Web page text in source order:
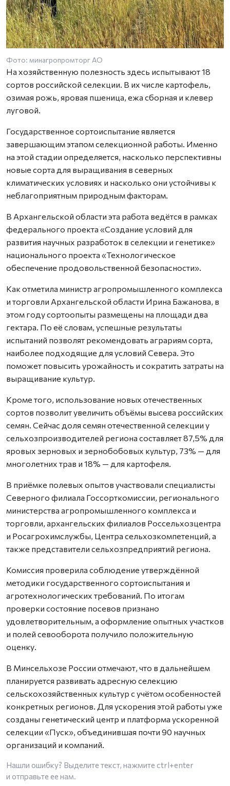
Фото: минагропромторг АО
На хозяйственную полезность здесь испытывают 18
сортов российской селекции. В их числе картофель,
озимая рожь, яровая пшеница, ежа сборная и клевер
луговой.
Государственное сортоиспытание является
завершающим этапом селекционной работы. Именно
на этой стадии определяется, насколько перспективны
новые сорта для выращивания в северных
климатических условиях и насколько они устойчивы к
неблагоприятным природным факторам.
В Архангельской области эта работа ведётся в рамках
федерального проекта «Создание условий для
развития научных разработок в селекции и генетике»
национального проекта «Технологическое
обеспечение продовольственной безопасности».
Как отметила министр агропромышленного комплекса
и торговли Архангельской области Ирина Бажанова, в
этом году сортоопыты размещены на площади два
гектара. По её словам, успешные результаты
испытаний позволят рекомендовать аграриям сорта,
наиболее подходящие для условий Севера. Это
поможет повысить урожайность и сократить затраты на
выращивание культур.
Кроме того, использование новых отечественных
сортов позволит увеличить объёмы высева российских
семян. Сейчас доля семян отечественной селекции у
сельхозпроизводителей региона составляет 87,5% для
яровых зерновых и зернобобовых культур, 73% — для
многолетних трав и 18% — для картофеля.
В приёмке полевых опытов участвовали специалисты
Северного филиала Госсорткомиссии, регионального
министерства агропромышленного комплекса и
торговли, архангельских филиалов Россельхозцентра
и Росагрохимслужбы, Центра сельхозкомпетенций, а
также представители сельхозпредприятий региона.
Комиссия проверила соблюдение утверждённой
методики государственного сортоиспытания и
агротехнологических требований. По итогам
проверки состояние посевов признано
удовлетворительным, а оформление опытных участков
и полей севооборота получило положительную
оценку.
В Минсельхозе России отмечают, что в дальнейшем
планируется развивать адресную селекцию
сельскохозяйственных культур с учётом особенностей
конкретных регионов. Для ускорения этой работы уже
созданы генетический центр и платформа ускоренной
селекции «Пуск», объединившая почти 90 научных
организаций и компаний.
Нашли ошибку? Выделите текст, нажмите ctrl+enter
и отправьте ее нам.